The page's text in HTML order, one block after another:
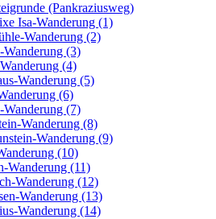
(Pankraziusweg)
Isa-Wanderung (1)
Wanderung (2)
Wanderung (3)
(4)
Wanderung (5)
(6)
Wanderung (7)
Wanderung (8)
Wanderung (9)
(10)
Wanderung (11)
Wanderung (12)
Wanderung (13)
Wanderung (14)